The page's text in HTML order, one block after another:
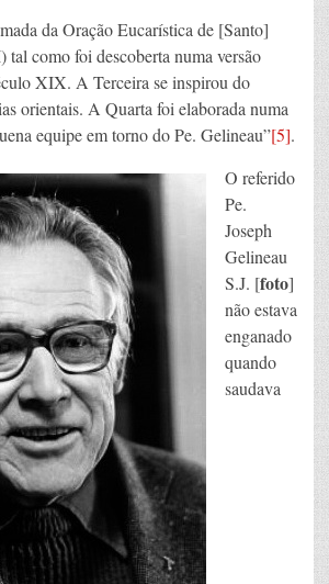
da Oração Eucarística de [Santo]
como foi descoberta numa versão
XIX. A Terceira se inspirou do
orientais. A Quarta foi elaborada numa
equipe em torno do Pe. Gelineau”[5].
O referido
Pe.
Joseph
Gelineau
S.J. [foto]
não estava
enganado
quando
saudava